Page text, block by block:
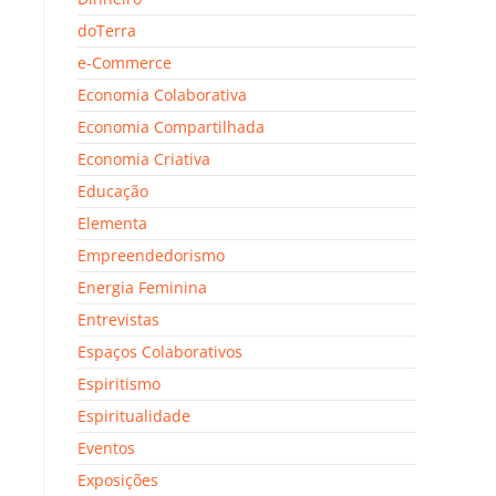
doTerra
e-Commerce
Economia Colaborativa
Economia Compartilhada
Economia Criativa
Educação
Elementa
Empreendedorismo
Energia Feminina
Entrevistas
Espaços Colaborativos
Espiritismo
Espiritualidade
Eventos
Exposições